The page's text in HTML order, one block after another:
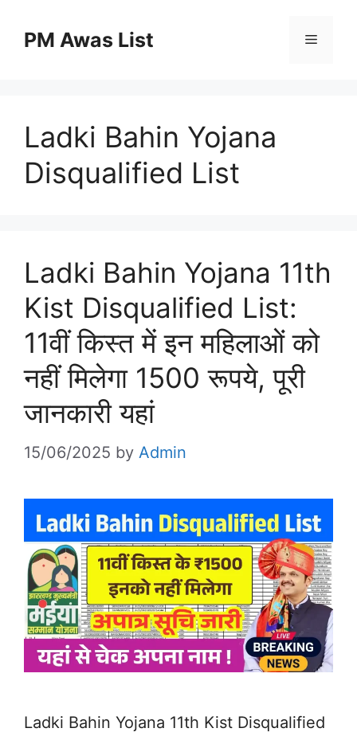
PM Awas List Menu
Ladki Bahin Yojana
Disqualified List
Ladki Bahin Yojana 11th
Kist Disqualified List:
11वीं किस्त में इन महिलाओं को
नहीं मिलेगा 1500 रूपये, पूरी
जानकारी यहां
15/06/2025 by Admin
Ladki Bahin Yojana 11th Kist Disqualified